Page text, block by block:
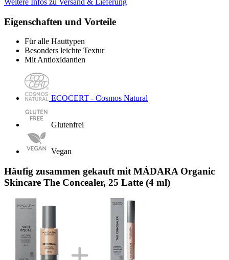
Eigenschaften und Vorteile
Für alle Hauttypen
Besonders leichte Textur
Mit Antioxidantien
ECOCERT - Cosmos Natural
Glutenfrei
Vegan
Häufig zusammen gekauft mit MÁDARA Organic
Skincare The Concealer, 25 Latte (4 ml)